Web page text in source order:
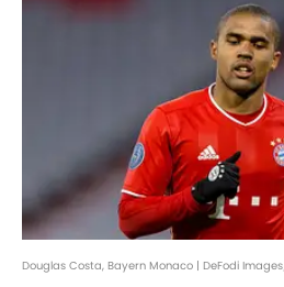
Douglas Costa, Bayern Monaco | DeFodi